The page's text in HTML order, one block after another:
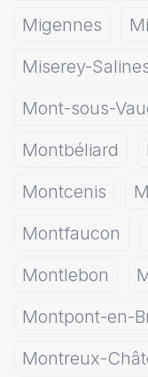
Migennes
Miserey-
Mont-sous-
Montbéliard
Montcenis
Montfaucon
Montlebon
Montpont-en-
Montreux-